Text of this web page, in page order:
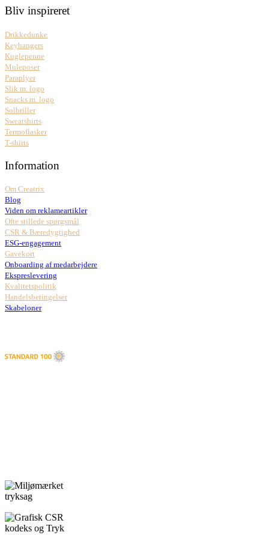
Bliv inspireret
Drikkedunke
Keyhangers
Kuglepenne
Muleposer
Paraplyer
Slik m. logo
Snacks m. logo
Solbriller
Sweatshirts
Termoflasker
T-shirts
Information
Om Creatrix
Blog
Viden om reklameartikler
Ofte stillede spørgsmål
CSR & Bæredygtighed
ESG-engagement
Gavekort
Onboarding af medarbejdere
Ekspreslevering
Kvalitetspolitik
Handelsbetingelser
Skabeloner